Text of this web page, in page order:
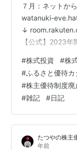
７月：ネットか
watanuki-
↓
【公式】2023年
#株式投資 #株
#ふるさと優待カ
#株主優待制度廃
#雑記 #日記
たつやの株主
年前